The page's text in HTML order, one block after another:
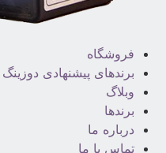
فروشگاه
برندهای پیشنهادی
وبلاگ
برندها
درباره ما
تماس با ما